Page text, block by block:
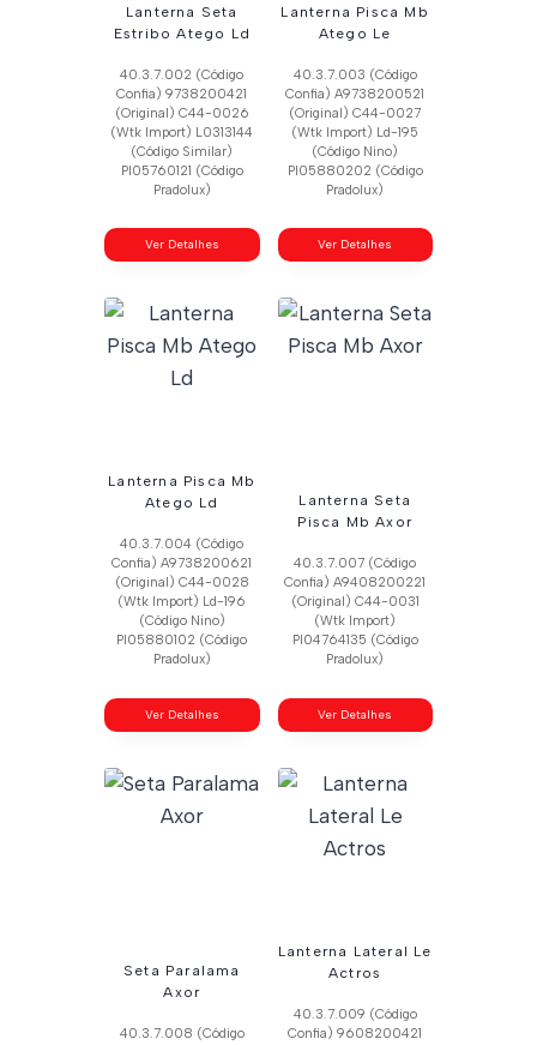
Lanterna Seta
Estribo Atego Ld
40.3.7.002 (Código
Confia) 9738200421
(Original) C44-0026
(Wtk Import) L0313144
(Código Similar)
Pl05760121 (Código
Pradolux)
Ver Detalhes
Lanterna Pisca Mb
Atego Le
40.3.7.003 (Código
Confia) A9738200521
(Original) C44-0027
(Wtk Import) Ld-195
(Código Nino)
Pl05880202 (Código
Pradolux)
Ver Detalhes
Lanterna Pisca Mb
Atego Ld
40.3.7.004 (Código
Confia) A9738200621
(Original) C44-0028
(Wtk Import) Ld-196
(Código Nino)
Pl05880102 (Código
Pradolux)
Ver Detalhes
Lanterna Seta
Pisca Mb Axor
40.3.7.007 (Código
Confia) A9408200221
(Original) C44-0031
(Wtk Import)
Pl04764135 (Código
Pradolux)
Ver Detalhes
Seta Paralama
Axor
40.3.7.008 (Código
Lanterna Lateral Le
Actros
40.3.7.009 (Código
Confia) 9608200421